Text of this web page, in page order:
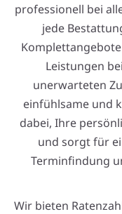
professionell bei
jede
Leistungen
unerwarteten
einfühlsame und
dabei, Ihre
und sorgt für
Terminfindung
Wir bieten